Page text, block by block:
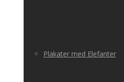
Plakater med Elefanter